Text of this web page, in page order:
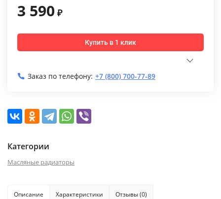
3 590 ₽
Купить в 1 клик
Заказ по телефону: +7 (800) 700-77-89
Категории
Масляные радиаторы
Описание Характеристики Отзывы (0)